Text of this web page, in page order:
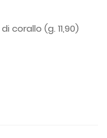
corallo (g. 11,90)